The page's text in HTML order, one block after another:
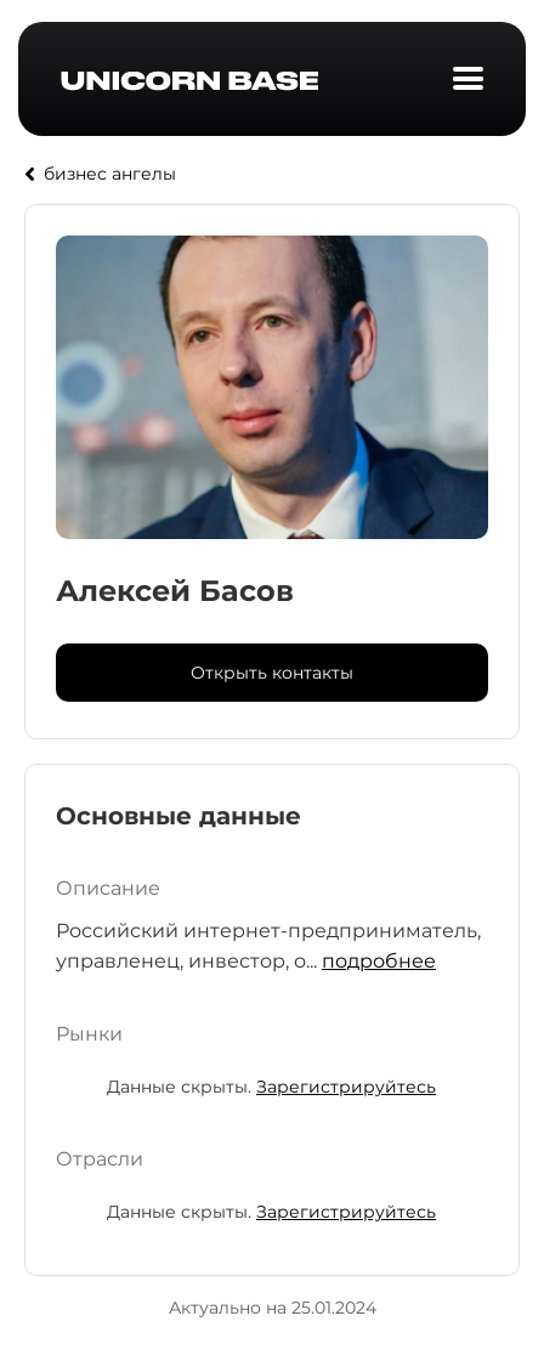
бизнес ангелы
Алексей Басов
Открыть контакты
Основные данные
Описание
Российский интернет-предприниматель,
управленец, инвестор, о... подробнее
Рынки
Данные скрыты. Зарегистрируйтесь
Отрасли
Данные скрыты. Зарегистрируйтесь
Актуально на 25.01.2024